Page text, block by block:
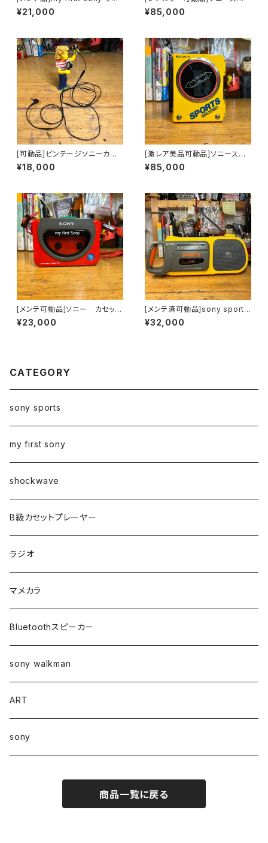
カセ CFM-4300 アダプター付
き
¥21,000
ーツカセットウォークマン
¥85,000
[可動品]ビンテージソニーカセッ
トウォークマン純正イヤホン
¥18,000
[激レア美品可動品]ソニースポ
ーツカセットウォークマンsony
sports WM-75
¥85,000
[メンテ可動品]ソニー カセット
ウォークマン my first sony W
M-3000
¥23,000
[メンテ済可動品]sony sports
ソニースポーツラジカセCFM-1
04
¥32,000
CATEGORY
sony sports
my first sony
shockwave
B級カセットプレーヤー
ラジオ
マメカラ
Bluetoothスピーカー
sony walkman
ART
sony
商品一覧に戻る